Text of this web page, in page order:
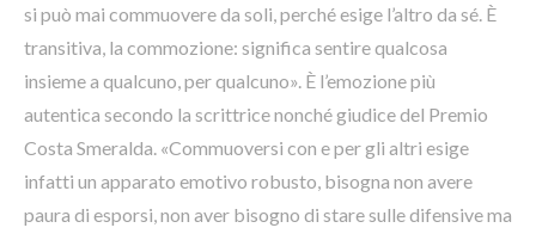
si può mai commuovere da soli, perché esige l’altro da sé. È
transitiva, la commozione: significa sentire qualcosa
insieme a qualcuno, per qualcuno». È l’emozione più
autentica secondo la scrittrice nonché giudice del Premio
Costa Smeralda. «Commuoversi con e per gli altri esige
infatti un apparato emotivo robusto, bisogna non avere
paura di esporsi, non aver bisogno di stare sulle difensive ma